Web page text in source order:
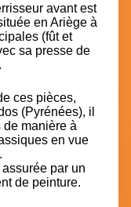
avant est
en Ariège à
(fût et
sa presse de
ces pièces,
(Pyrénées), il
de manière à
en vue
par un
de peinture.